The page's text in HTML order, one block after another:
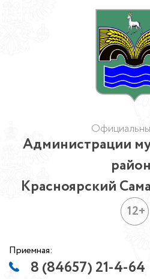
Администрации
Красноярский
12+
Приемная:
8 (84657) 21-4-64